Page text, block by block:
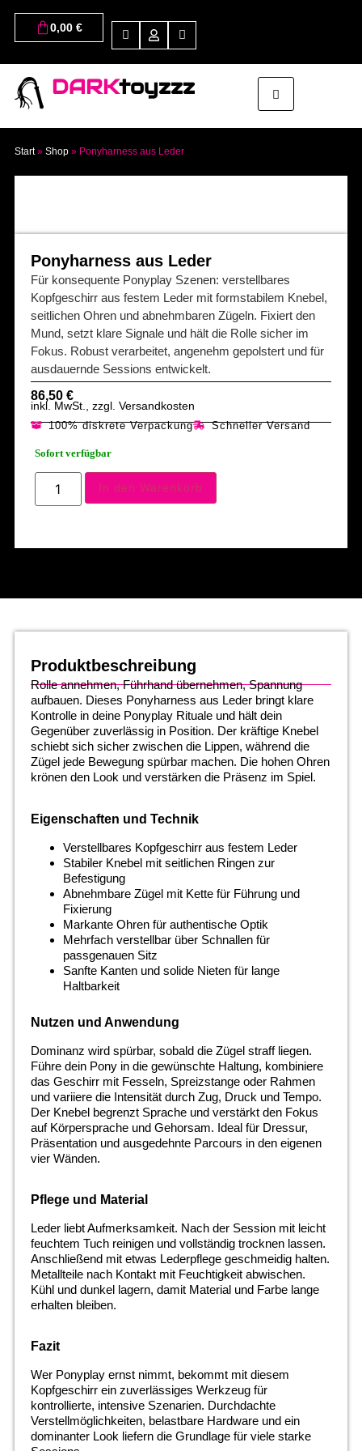
0,00 €
DARKtoyzzz
Start» Shop» Ponyharness aus Leder
Ponyharness aus Leder
Für konsequente Ponyplay Szenen: verstellbares
Kopfgeschirr aus festem Leder mit formstabilem Knebel,
seitlichen Ohren und abnehmbaren Zügeln. Fixiert den
Mund, setzt klare Signale und hält die Rolle sicher im
Fokus. Robust verarbeitet, angenehm gepolstert und für
ausdauernde Sessions entwickelt.
86,50 €
inkl. MwSt., zzgl. Versandkosten
100% diskrete Verpackung Schneller Versand
Sofort verfügbar
In den Warenkorb
Produktbeschreibung
Rolle annehmen, Führhand übernehmen, Spannung
aufbauen. Dieses Ponyharness aus Leder bringt klare
Kontrolle in deine Ponyplay Rituale und hält dein
Gegenüber zuverlässig in Position. Der kräftige Knebel
schiebt sich sicher zwischen die Lippen, während die
Zügel jede Bewegung spürbar machen. Die hohen Ohren
krönen den Look und verstärken die Präsenz im Spiel.
Eigenschaften und Technik
Verstellbares Kopfgeschirr aus festem Leder
Stabiler Knebel mit seitlichen Ringen zur
Befestigung
Abnehmbare Zügel mit Kette für Führung und
Fixierung
Markante Ohren für authentische Optik
Mehrfach verstellbar über Schnallen für
passgenauen Sitz
Sanfte Kanten und solide Nieten für lange
Haltbarkeit
Nutzen und Anwendung
Dominanz wird spürbar, sobald die Zügel straff liegen.
Führe dein Pony in die gewünschte Haltung, kombiniere
das Geschirr mit Fesseln, Spreizstange oder Rahmen
und variiere die Intensität durch Zug, Druck und Tempo.
Der Knebel begrenzt Sprache und verstärkt den Fokus
auf Körpersprache und Gehorsam. Ideal für Dressur,
Präsentation und ausgedehnte Parcours in den eigenen
vier Wänden.
Pflege und Material
Leder liebt Aufmerksamkeit. Nach der Session mit leicht
feuchtem Tuch reinigen und vollständig trocknen lassen.
Anschließend mit etwas Lederpflege geschmeidig halten.
Metallteile nach Kontakt mit Feuchtigkeit abwischen.
Kühl und dunkel lagern, damit Material und Farbe lange
erhalten bleiben.
Fazit
Wer Ponyplay ernst nimmt, bekommt mit diesem
Kopfgeschirr ein zuverlässiges Werkzeug für
kontrollierte, intensive Szenarien. Durchdachte
Verstellmöglichkeiten, belastbare Hardware und ein
dominanter Look liefern die Grundlage für viele starke